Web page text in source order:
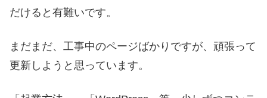
だけると有難いです。
まだまだ、工事中のページばかりですが、頑張って
更新しようと思っています。